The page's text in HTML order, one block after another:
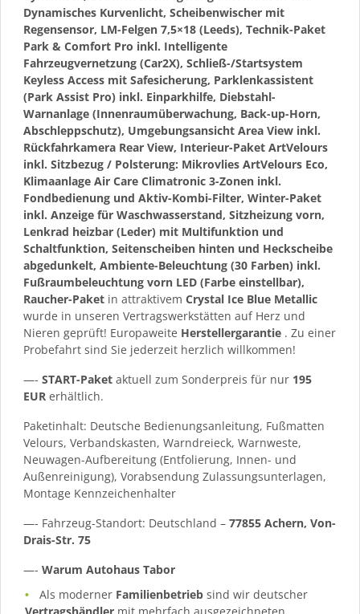
Dynamisches Kurvenlicht, Scheibenwischer mit
Regensensor, LM-Felgen 7,5×18 (Leeds), Technik-Paket
Park & Comfort Pro inkl. Intelligente
Fahrzeugvernetzung (Car2X), Schließ-/Startsystem
Keyless Access mit Safesicherung, Parklenkassistent
(Park Assist Pro) inkl. Einparkhilfe, Diebstahl-
Warnanlage (Innenraumüberwachung, Back-up-Horn,
Abschleppschutz), Umgebungsansicht Area View inkl.
Rückfahrkamera Rear View, Interieur-Paket ArtVelours
inkl. Sitzbezug / Polsterung: Mikrovlies ArtVelours Eco,
Klimaanlage Air Care Climatronic 3-Zonen inkl.
Fondbedienung und Aktiv-Kombi-Filter, Winter-Paket
inkl. Anzeige für Waschwasserstand, Sitzheizung vorn,
Lenkrad heizbar (Leder) mit Multifunktion und
Schaltfunktion, Seitenscheiben hinten und Heckscheibe
abgedunkelt, Ambiente-Beleuchtung (30 Farben) inkl.
Fußraumbeleuchtung vorn LED (Farbe einstellbar),
Raucher-Paket in attraktivem Crystal Ice Blue Metallic
wurde in unseren Vertragswerkstätten auf Herz und
Nieren geprüft! Europaweite Herstellergarantie . Zu einer
Probefahrt sind Sie jederzeit herzlich willkommen!
—- START-Paket aktuell zum Sonderpreis für nur 195
EUR erhältlich.
Paketinhalt: Deutsche Bedienungsanleitung, Fußmatten
Velours, Verbandskasten, Warndreieck, Warnweste,
Neuwagen-Aufbereitung (Entfolierung, Innen- und
Außenreinigung), Vorabsendung Zulassungsunterlagen,
Montage Kennzeichenhalter
—- Fahrzeug-Standort: Deutschland – 77855 Achern, Von-
Drais-Str. 75
—- Warum Autohaus Tabor
Als moderner Familienbetrieb sind wir deutscher